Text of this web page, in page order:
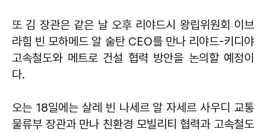
또 김 장관은 같은 날 오후 리야드시 왕립위원회 이브
라힘 빈 모하메드 알 술탄 CEO를 만나 리야드-키디야
고속철도와 메트로 건설 협력 방안을 논의할 예정이
다.
오는 18일에는 살레 빈 나세르 알 자세르 사우디 교통
물류부 장관과 만나 친환경 모빌리티 협력과 고속철도